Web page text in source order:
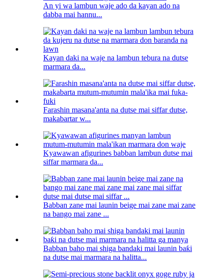
An yi wa lambun waje ado da kayan ado na
dabba mai hannu...
Kayan daki na waje na lambun tebura na dutse
marmara da...
Farashin masana'anta na dutse mai siffar dutse,
makabartar w...
Kyawawan afigurines babban lambun dutse mai
siffar marmara da...
Babban zane mai launin beige mai zane mai zane
na bango mai zane ...
Babban baho mai shiga bandaki mai launin baƙi
na dutse mai marmara na halitta...